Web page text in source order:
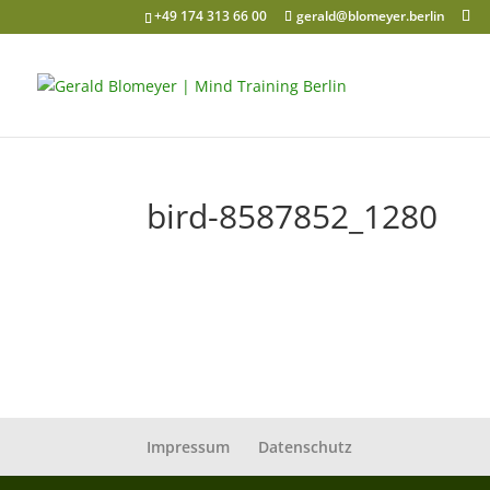
+49 174 313 66 00 gerald@blomeyer.berlin
bird-8587852_1280
Impressum Datenschutz